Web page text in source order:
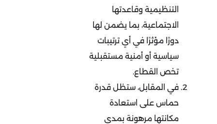
التنظيمية وقاعدتها
الاجتماعية، بما يضمن لها
دورًا مؤثرًا في أي ترتيبات
سياسية أو أمنية مستقبلية
تخص القطاع.
في المقابل، ستظل قدرة
حماس على استعادة
مكانتها مرهونة بمدى